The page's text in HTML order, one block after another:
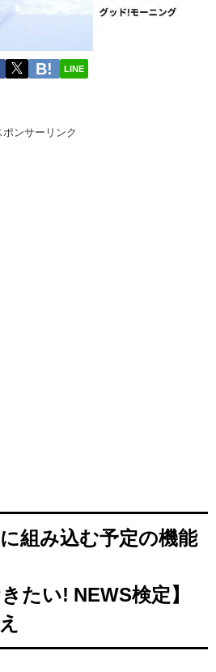
LINE
ポンサーリンク
組み込む予定の機能
たい! NEWS検定】